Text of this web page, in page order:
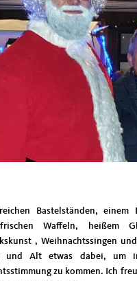
Bastelständen, einem
Waffeln, heißem
, Weihnachtssingen
und Alt etwas dabei, um
immung zu kommen. Ich